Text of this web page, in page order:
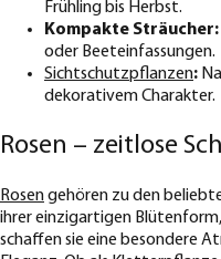
Frühling bis Herbst.
Kompakte Sträucher:
oder Beeteinfassungen.
Sichtschutzpflanzen:
dekorativem Charakter.
Rosen – zeitlose
Rosengehören zu den
ihrer einzigartigen
schaffen sie eine besondere